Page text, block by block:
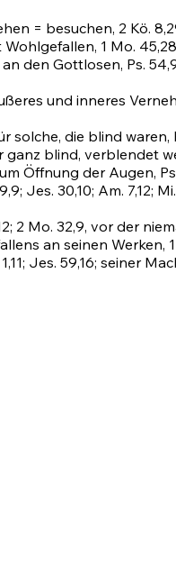
= besuchen, 2 Kö.
Wohlgefallen, 1 Mo. 45,28
den Gottlosen, Ps.
und inneres
solche, die blind waren,
ganz blind, verblendet
Öffnung der Augen,
Jes. 30,10; Am. 7,12;
; 2 Mo. 32,9, vor der
an seinen Werken,
Jes. 59,16; seiner